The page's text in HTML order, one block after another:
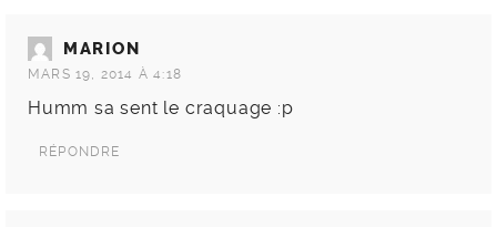
MARION
MARS 19, 2014 À 4:18
Humm sa sent le craquage :p
RÉPONDRE